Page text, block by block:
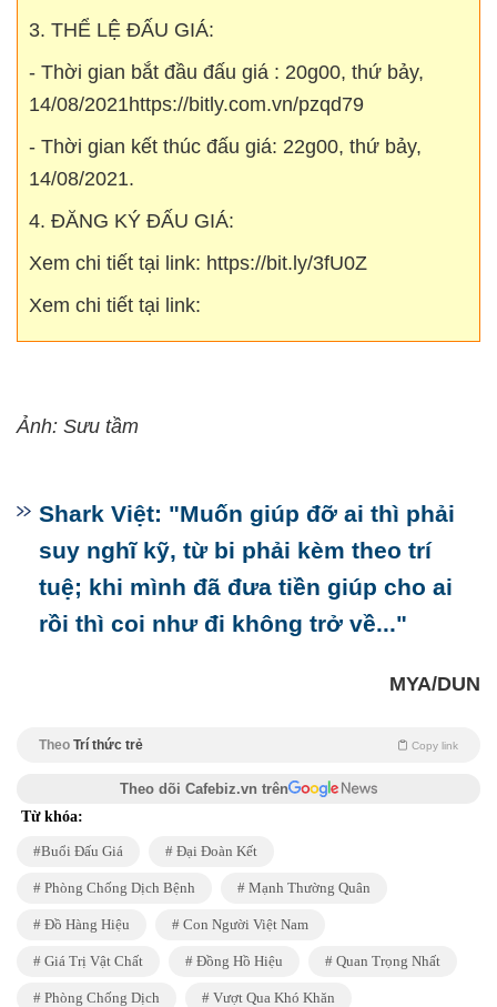
3. THỂ LỆ ĐẤU GIÁ:
- Thời gian bắt đầu đấu giá : 20g00, thứ bảy,
14/08/2021https://bitly.com.vn/pzqd79
- Thời gian kết thúc đấu giá: 22g00, thứ bảy,
14/08/2021.
4. ĐĂNG KÝ ĐẤU GIÁ:
Xem chi tiết tại link: https://bit.ly/3fU0Z
Xem chi tiết tại link:
Ảnh: Sưu tầm
Shark Việt: "Muốn giúp đỡ ai thì phải
suy nghĩ kỹ, từ bi phải kèm theo trí
tuệ; khi mình đã đưa tiền giúp cho ai
rồi thì coi như đi không trở về..."
MYA/DUN
Theo Trí thức trẻ Copy link
Theo dõi Cafebiz.vn trên
Từ khóa:
Buổi Đấu Giá Đại Đoàn Kết
Phòng Chống Dịch Bệnh Mạnh Thường Quân
Đồ Hàng Hiệu Con Người Việt Nam
Giá Trị Vật Chất Đồng Hồ Hiệu Quan Trọng Nhất
Phòng Chống Dịch Vượt Qua Khó Khăn